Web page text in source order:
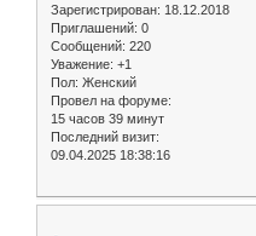
Зарегистрирован: 18.12.2018
Приглашений: 0
Сообщений: 220
Уважение: +1
Пол: Женский
Провел на форуме:
15 часов 39 минут
Последний визит:
09.04.2025 18:38:16